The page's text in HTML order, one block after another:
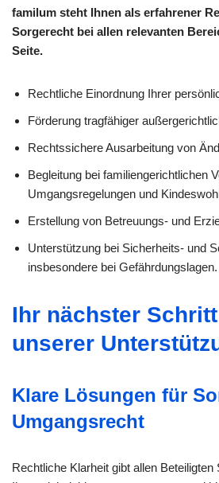
familum steht Ihnen als erfahrener
Sorgerecht bei allen relevanten
Seite.
Rechtliche Einordnung Ihrer
Förderung tragfähiger
Rechtssichere Ausarbeitung von
Begleitung bei familiengerichtlichen
Umgangsregelungen und
Erstellung von Betreuungs- und
Unterstützung bei Sicherheits- und
insbesondere bei Gefährdungslagen.
Ihr nächster
unserer
Klare Lösungen für
Umgangsrecht
Rechtliche Klarheit gibt allen Beteiligten